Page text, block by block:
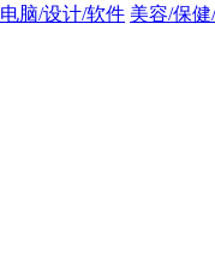
电脑/设计/软件 美容/保